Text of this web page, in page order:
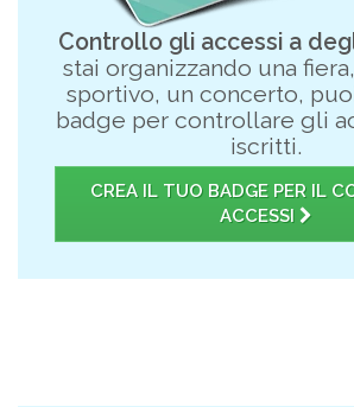
Controllo gli accessi a
stai organizzando una
sportivo, un concerto,
badge per controllare gli
iscritti.
CREA IL TUO BADGE PER IL
ACCESSI